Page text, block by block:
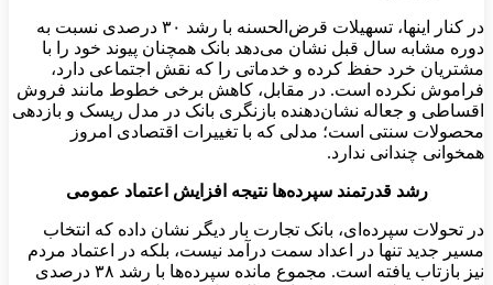
در کنار اینها، تسهیلات قرض‌الحسنه با رشد ۳۰ درصدی نسبت به
دوره مشابه سال قبل نشان می‌دهد بانک همچنان پیوند خود را با
مشتریان خرد حفظ کرده و خدماتی را که نقش اجتماعی دارد،
فراموش نکرده است. در مقابل، کاهش برخی خطوط مانند فروش
اقساطی و جعاله نشان‌دهنده بازنگری بانک در مدل ریسک و بازدهی
محصولات سنتی است؛ مدلی که با تغییرات اقتصادی امروز
همخوانی چندانی ندارد.
رشد قدرتمند سپرده‌ها نتیجه افزایش اعتماد عمومی
در تحولات سپرده‌ای، بانک‌ تجارت بار دیگر نشان داده که انتخاب
مسیر جدید تنها در اعداد سمت درآمد نیست، بلکه در اعتماد مردم
نیز بازتاب یافته است. مجموع مانده سپرده‌ها با رشد ۳۸ درصدی